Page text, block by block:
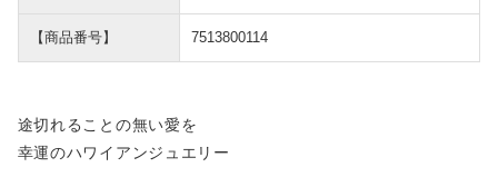
【商品番号】 7513800114
途切れることの無い愛を
幸運のハワイアンジュエリー